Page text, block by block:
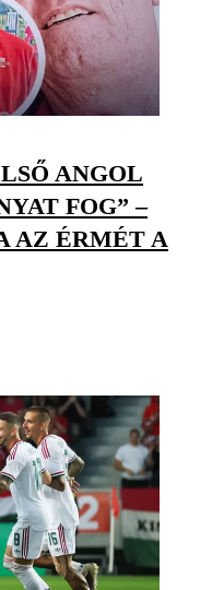
ANGOL
FOG” –
AZ ÉRMÉT A